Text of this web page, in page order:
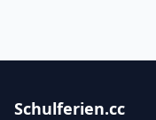
Schulferien.cc